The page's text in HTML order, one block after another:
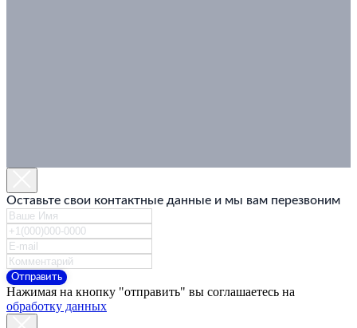
Оставьте свои контактные данные и мы вам перезвоним
Отправить
Нажимая на кнопку "отправить" вы соглашаетесь на
обработку данных